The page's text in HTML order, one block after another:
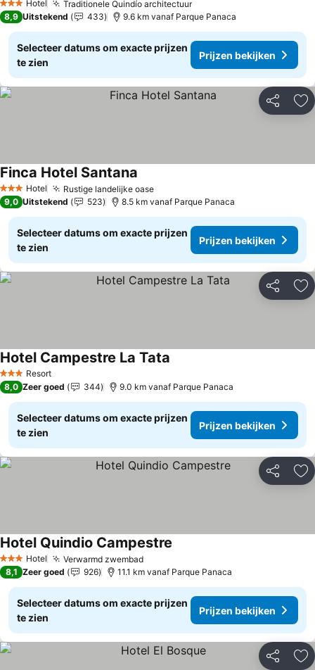
3 SterrenHotel Traditionele Quindío architectuur
8,9 Uitstekend 433 9.6 km vanaf Parque Panaca
Selecteer datums om exacte prijzen
te zien
Prijzen bekijken
Delen
3 SterrenHotel Rustige landelijke oase
Finca Hotel Santana
9,0 Uitstekend 523 8.5 km vanaf Parque Panaca
Selecteer datums om exacte prijzen
te zien
Prijzen bekijken
Delen
3 SterrenResort
Hotel Campestre La Tata
8,0 Zeer goed 344 9.0 km vanaf Parque Panaca
Selecteer datums om exacte prijzen
te zien
Prijzen bekijken
Delen
3 SterrenHotel Verwarmd zwembad
Hotel Quindio Campestre
8,1 Zeer goed 926 11.1 km vanaf Parque Panaca
Selecteer datums om exacte prijzen
te zien
Prijzen bekijken
Delen